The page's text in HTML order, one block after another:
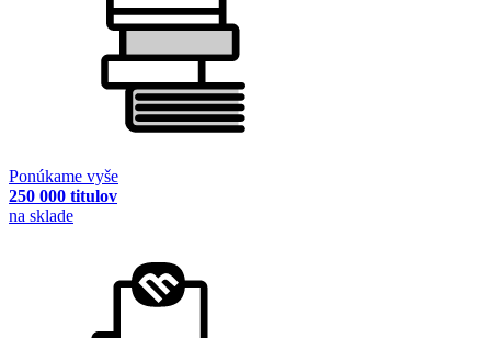
Ponúkame vyše
250 000 titulov
na sklade